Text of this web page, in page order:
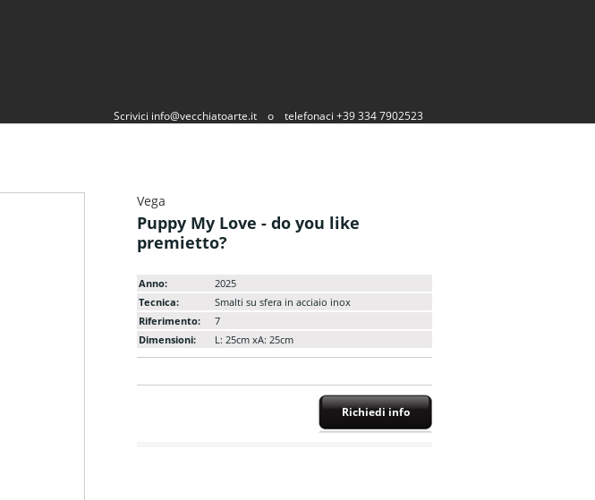
Scrivici info@vecchiatoarte.it o telefonaci +39 334 7902523
Vega
Puppy My Love - do you like
premietto?
Anno:
2025
Tecnica:
Smalti su sfera in acciaio inox
Riferimento:
7
Dimensioni:
L: 25cm xA: 25cm
Richiedi info